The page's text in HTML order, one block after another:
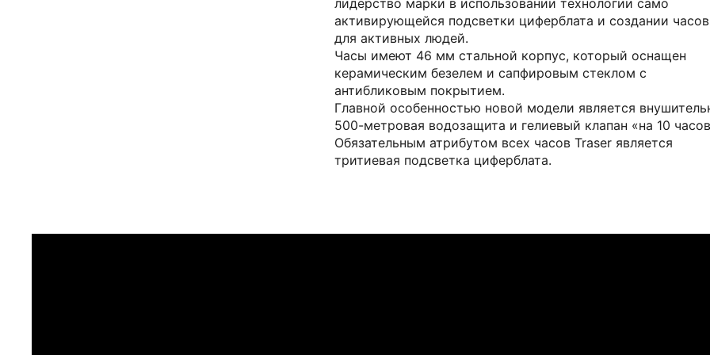
активирующейся подсветки циферблата и создании часов
для активных людей.
Часы имеют 46 мм стальной корпус, который оснащен
керамическим безелем и сапфировым стеклом с
антибликовым покрытием.
Главной особенностью новой модели является
500-метровая водозащита и гелиевый клапан «на 10
Обязательным атрибутом всех часов Traser является
тритиевая подсветка циферблата.